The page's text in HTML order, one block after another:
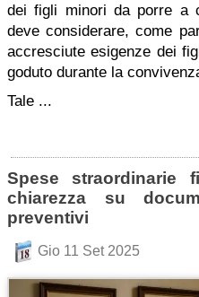
dei figli minori da porre a
deve considerare, come
accresciute esigenze dei
goduto durante la
Tale ...
Spese straordinarie
chiarezza su
preventivi
Gio 11 Set 2025